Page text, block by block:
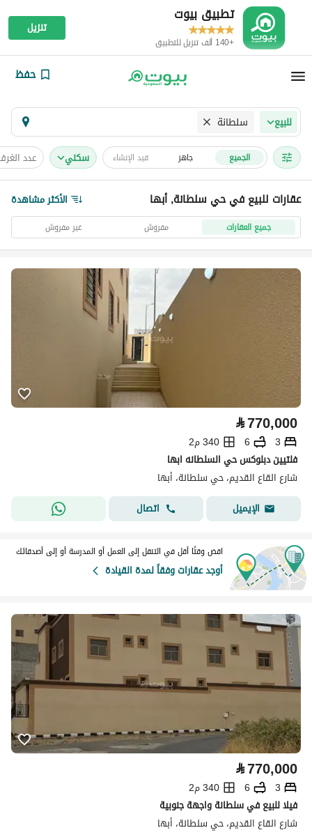
تطبيق بيوت
+140 ألف تنزيل للتطبيق
تنزيل
حفظ
للبيع سلطانة
الجميع جاهز قيد الإنشاء سكني عدد
عقارات للبيع في حي سلطانة, أبها الأكثر مشاهدة
جميع العقارات مفروش غير مفروش
⃁770,000
3
6
340 م2
فلتيين دبلوكس حي السلطانه ابها
شارع القاع القديم، حي سلطانة، أبها
الإيميل
اتصال
اقض وقتًا أقل في التنقل إلى العمل أو المدرسة أو إلى أصدقائك
أوجد عقارات وفقاً لمدة القيادة
⃁770,000
3
6
340 م2
فيلا للبيع في سلطانة واجهة جنوبية
شارع القاع القديم، حي سلطانة، أبها